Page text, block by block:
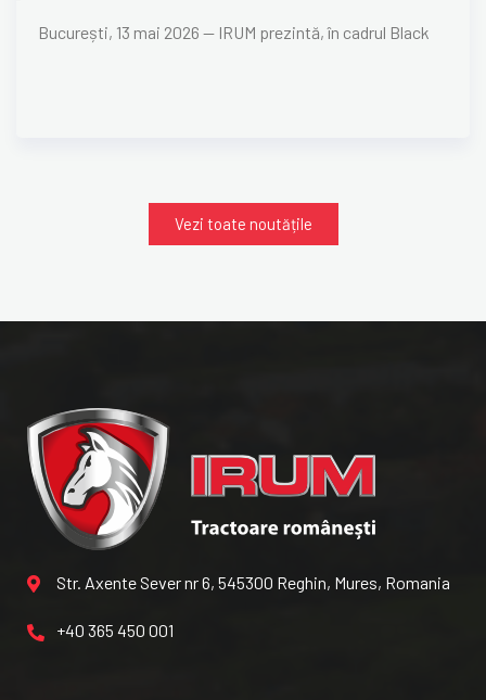
București, 13 mai 2026 — IRUM prezintă, în cadrul Black
Vezi toate noutățile
Str. Axente Sever nr 6, 545300 Reghin, Mures, Romania
+40 365 450 001